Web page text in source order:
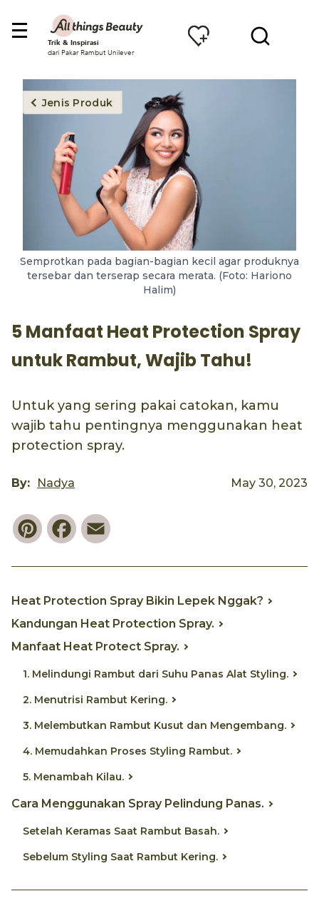
Trik & Inspirasi
dari Pakar Rambut Unilever
Jenis Produk
Semprotkan pada bagian-bagian kecil agar produknya
tersebar dan terserap secara merata. (Foto: Hariono
Halim)
5 Manfaat Heat Protection Spray
untuk Rambut, Wajib Tahu!
Untuk yang sering pakai catokan, kamu
wajib tahu pentingnya menggunakan heat
protection spray.
By: Nadya May 30, 2023
PinterestFacebook
Heat Protection Spray Bikin Lepek Nggak?
Kandungan Heat Protection Spray.
Manfaat Heat Protect Spray.
1. Melindungi Rambut dari Suhu Panas Alat Styling.
2. Menutrisi Rambut Kering.
3. Melembutkan Rambut Kusut dan Mengembang.
4. Memudahkan Proses Styling Rambut.
5. Menambah Kilau.
Cara Menggunakan Spray Pelindung Panas.
Setelah Keramas Saat Rambut Basah.
Sebelum Styling Saat Rambut Kering.